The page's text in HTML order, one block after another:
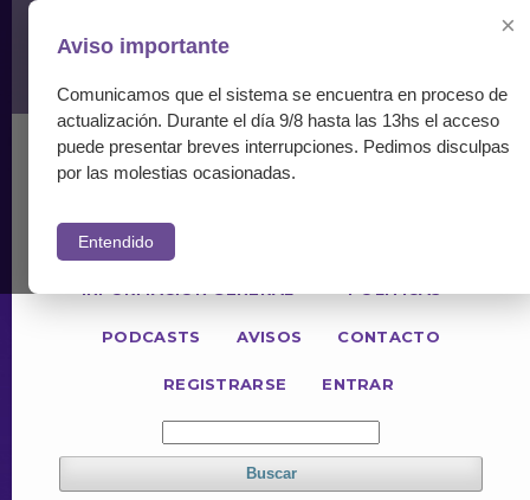
×
Aviso importante
Comunicamos que el sistema se encuentra en proceso de
actualización. Durante el día 9/8 hasta las 13hs el acceso
puede presentar breves interrupciones. Pedimos disculpas
por las molestias ocasionadas.
Entendido
ACTUAL NÚMEROS ANTERIORES
INFORMACIÓN GENERAL POLÍTICAS
PODCASTS AVISOS CONTACTO
REGISTRARSE ENTRAR
Buscar